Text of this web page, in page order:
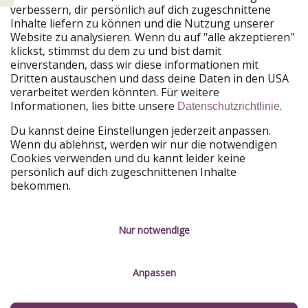
Unsere Märkte
PiratinViaggio
HolidayPirates
VakantiePiraten
WakacyjniPiraci
VoyagesPirates
Ferienpiraten
Urlaubspiraten
ViajerosPiratas
TravelPirates
HolidayPirates Group
Lerne uns kennen
Über uns
Nachhaltigkeit
Rechtliches
Kontakt
Service-Kontrolle
verbessern, dir persönlich auf dich zugeschnittene
Inhalte liefern zu können und die Nutzung unserer
Website zu analysieren. Wenn du auf "alle akzeptieren"
klickst, stimmst du dem zu und bist damit
einverstanden, dass wir diese informationen mit
Dritten austauschen und dass deine Daten in den USA
verarbeitet werden könnten. Für weitere
Informationen, lies bitte unsere Datenschutzrichtlinie.
Du kannst deine Einstellungen jederzeit anpassen.
Wenn du ablehnst, werden wir nur die notwendigen
Cookies verwenden und du kannt leider keine
persönlich auf dich zugeschnittenen Inhalte
bekommen.
Nur notwendige
Anpassen